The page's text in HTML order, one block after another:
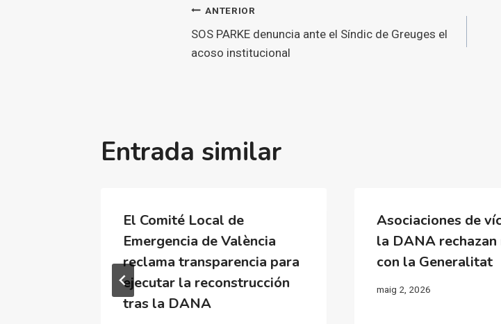
Navegació
d'entrades
ANTERIOR
SOS PARKE denuncia ante el Síndic de Greuges el
acoso institucional
Entrada similar
El Comité Local de
Emergencia de València
reclama transparencia para
ejecutar la reconstrucción
tras la DANA
Asociaciones de
la DANA rechazan
con la Generalitat
maig 2, 2026